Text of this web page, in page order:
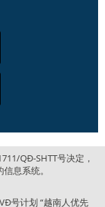
QĐ-SHTT号决定，
息系统。
号计划 “越南人优先